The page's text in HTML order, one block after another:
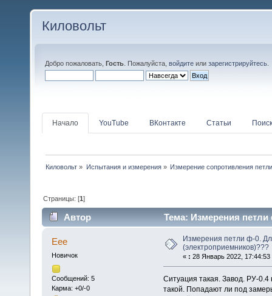
Киловольт
Добро пожаловать, Гость . Пожалуйста, войдите или зарегистрируйтесь
Начало YouTube ВКонтакте Статьи Поиск
Киловольт » Испытания и измерения» Измерение сопротивления
Страницы: [1]
Автор
Тема: Измерения петли
(Прочитано 63771 раз)
Еее
Новичок
Сообщений: 5
Карма: +0/-0
Измерения петли ф-0.
(электроприемников)???
« : 28 Январь 2022, 17:44:53
Ситуация такая. Завод. РУ-
такой. Попадают ли под